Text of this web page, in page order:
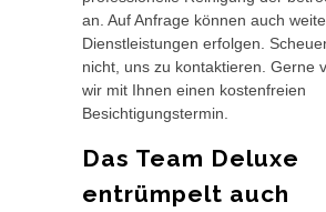
an. Auf Anfrage können auch
Dienstleistungen erfolgen.
nicht, uns zu kontaktieren. Gerne
wir mit Ihnen einen kostenfreien
Besichtigungstermin.
Das Team Deluxe
entrümpelt auch